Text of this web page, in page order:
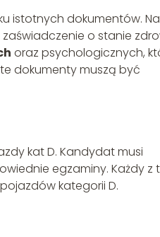
istotnych dokumentów.
o stanie
oraz psychologicznych,
dokumenty muszą być
kat D. Kandydat musi
egzaminy. Każdy z
kategorii D.